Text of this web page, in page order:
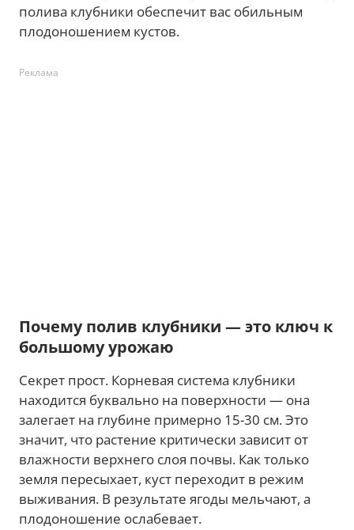
полива клубники обеспечит вас обильным
плодоношением кустов.
Реклама
Почему полив клубники — это ключ к
большому урожаю
Секрет прост. Корневая система клубники
находится буквально на поверхности — она
залегает на глубине примерно 15-30 см. Это
значит, что растение критически зависит от
влажности верхнего слоя почвы. Как только
земля пересыхает, куст переходит в режим
выживания. В результате ягоды мельчают, а
плодоношение ослабевает.